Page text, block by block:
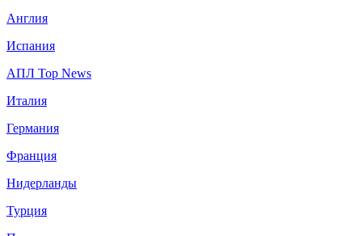
Англия
Испания
АПЛ Top News
Италия
Германия
Франция
Нидерланды
Турция